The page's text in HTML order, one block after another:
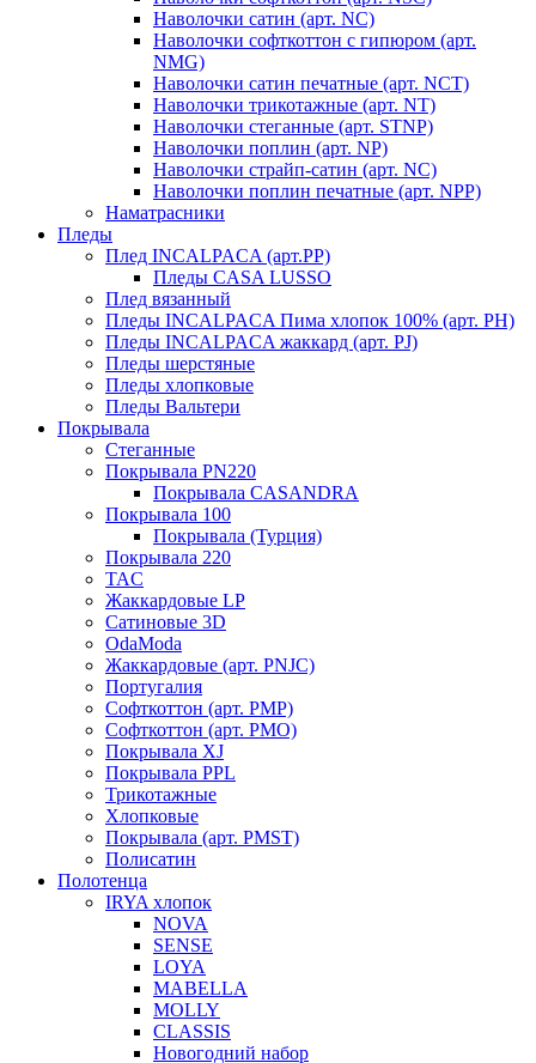
Наволочки сатин (арт. NC)
Наволочки софткоттон с гипюром (арт.
NMG)
Наволочки сатин печатные (арт. NCT)
Наволочки трикотажные (арт. NT)
Наволочки стеганные (арт. STNP)
Наволочки поплин (арт. NP)
Наволочки страйп-сатин (арт. NC)
Наволочки поплин печатные (арт. NPP)
Наматрасники
Пледы
Плед INCALPACA (арт.PP)
Пледы CASA LUSSO
Плед вязанный
Пледы INCALPACA Пима хлопок 100% (арт. PH)
Пледы INCALPACA жаккард (арт. PJ)
Пледы шерстяные
Пледы хлопковые
Пледы Вальтери
Покрывала
Стеганные
Покрывала PN220
Покрывала CASANDRA
Покрывала 100
Покрывала (Турция)
Покрывала 220
TAC
Жаккардовые LP
Сатиновые 3D
OdaModa
Жаккардовые (арт. PNJC)
Португалия
Софткоттон (арт. PMP)
Софткоттон (арт. PMO)
Покрывала XJ
Покрывала PPL
Трикотажные
Хлопковые
Покрывала (арт. PMST)
Полисатин
Полотенца
IRYA хлопок
NOVA
SENSE
LOYA
MABELLA
MOLLY
CLASSIS
Новогодний набор